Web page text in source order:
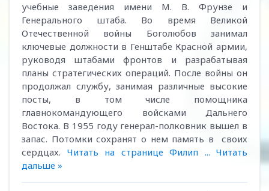
учебные заведения имени М. В. Фрунзе и
Генерального штаба. Во время Великой
Отечественной войны Боголюбов занимал
ключевые должности в Генштабе Красной армии,
руководя штабами фронтов и разрабатывая
планы стратегических операций. После войны он
продолжал службу, занимая различные высокие
посты, в том числе помощника
главнокомандующего войсками Дальнего
Востока. В 1955 году генерал-полковник вышел в
запас. Потомки сохранят о нем память в своих
сердцах. Читать на странице Филип ... Читать
дальше »